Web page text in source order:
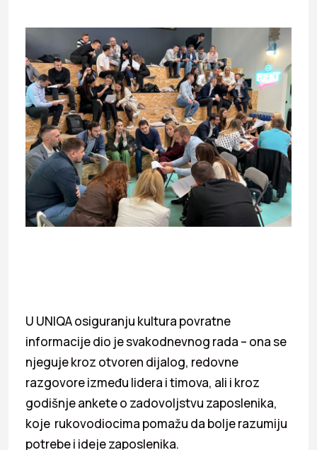
U UNIQA osiguranju kultura povratne
informacije dio je svakodnevnog rada – ona se
njeguje kroz otvoren dijalog, redovne
razgovore između lidera i timova, ali i kroz
godišnje ankete o zadovoljstvu zaposlenika,
koje rukovodiocima pomažu da bolje razumiju
potrebe i ideje zaposlenika.